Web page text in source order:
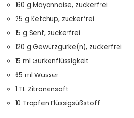
160 g Mayonnaise, zuckerfrei
25 g Ketchup, zuckerfrei
15 g Senf, zuckerfrei
120 g Gewürzgurke(n), zuckerfrei
15 ml Gurkenflüssigkeit
65 ml Wasser
1 TL Zitronensaft
10 Tropfen Flüssigsüßstoff